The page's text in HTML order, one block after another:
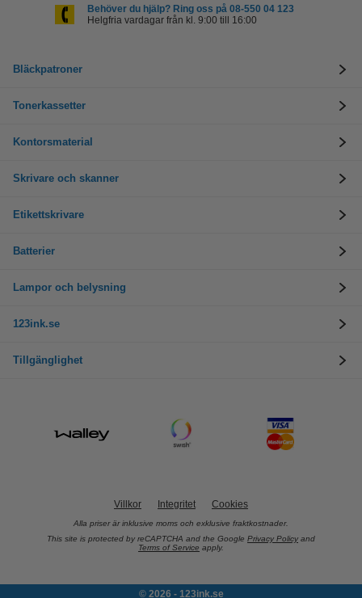
Behöver du hjälp? Ring oss på 08-550 04 123
Helgfria vardagar från kl. 9:00 till 16:00
Bläckpatroner
Tonerkassetter
Kontorsmaterial
Skrivare och skanner
Etikettskrivare
Batterier
Lampor och belysning
123ink.se
Tillgänglighet
Villkor Integritet Cookies
Alla priser är inklusive moms och exklusive fraktkostnader.
This site is protected by reCAPTCHA and the Google Privacy Policy and
Terms of Service apply.
© 2026 - 123ink.se